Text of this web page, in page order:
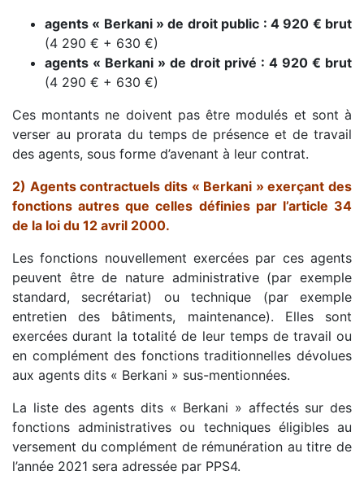
agents « Berkani » de droit public : 4 920 € brut
(4 290 € + 630 €)
agents « Berkani » de droit privé : 4 920 € brut
(4 290 € + 630 €)
Ces montants ne doivent pas être modulés et sont à
verser au prorata du temps de présence et de travail
des agents, sous forme d’avenant à leur contrat.
2) Agents contractuels dits « Berkani » exerçant des
fonctions autres que celles définies par l’article 34
de la loi du 12 avril 2000.
Les fonctions nouvellement exercées par ces agents
peuvent être de nature administrative (par exemple
standard, secrétariat) ou technique (par exemple
entretien des bâtiments, maintenance). Elles sont
exercées durant la totalité de leur temps de travail ou
en complément des fonctions traditionnelles dévolues
aux agents dits « Berkani » sus-mentionnées.
La liste des agents dits « Berkani » affectés sur des
fonctions administratives ou techniques éligibles au
versement du complément de rémunération au titre de
l’année 2021 sera adressée par PPS4.